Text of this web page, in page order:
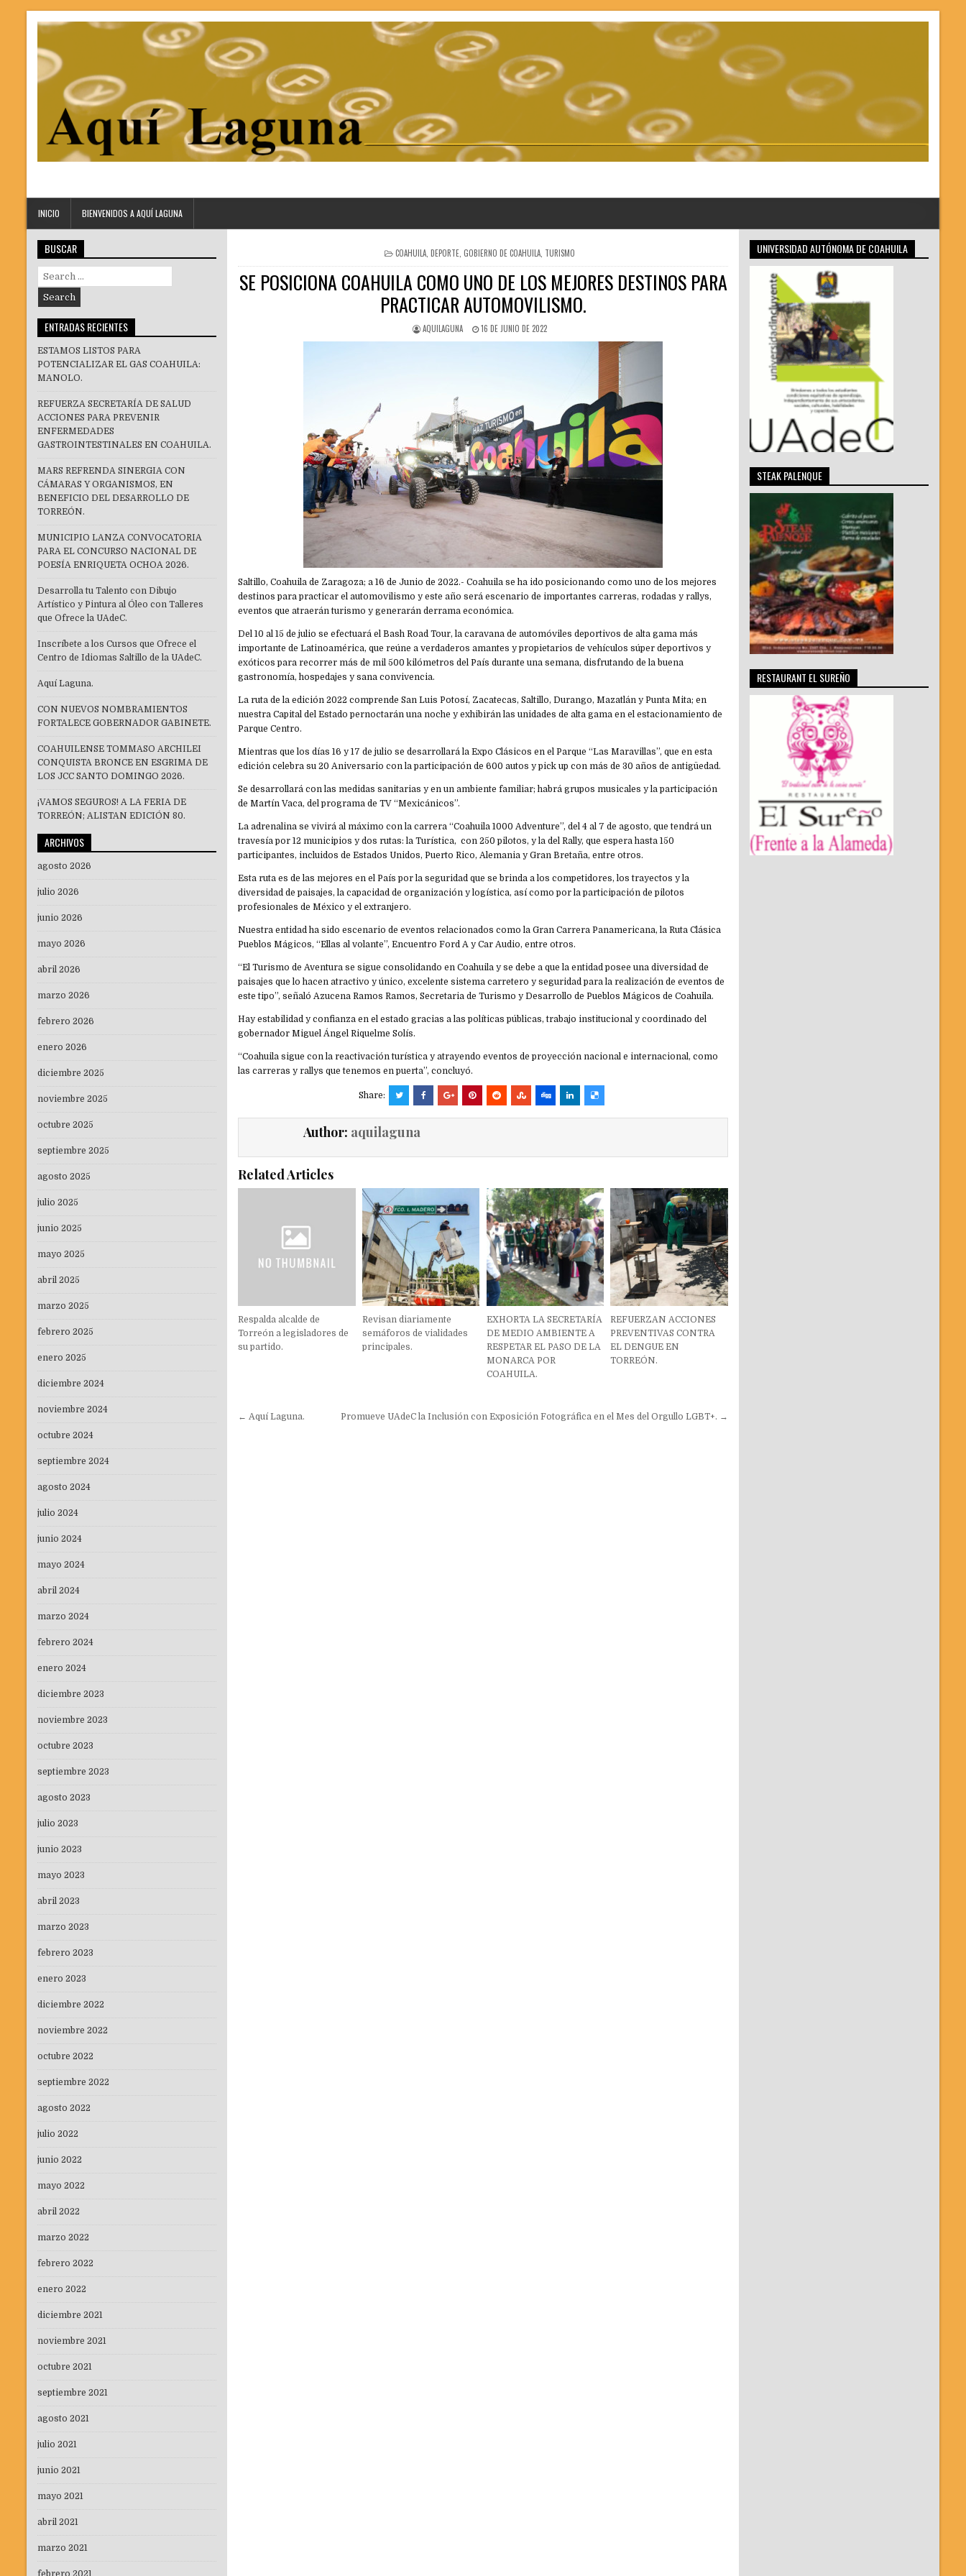
INICIO BIENVENIDOS A AQUÍ LAGUNA
POSTED
IN
COAHUILA, DEPORTE, GOBIERNO DE COAHUILA, TURISMO
SE POSICIONA COAHUILA COMO UNO DE LOS MEJORES DESTINOS PARA
PRACTICAR AUTOMOVILISMO.
AQUILAGUNA 16 DE JUNIO DE 2022
Saltillo, Coahuila de Zaragoza; a 16 de Junio de 2022.- Coahuila se ha ido posicionando como uno de los mejores
destinos para practicar el automovilismo y este año será escenario de importantes carreras, rodadas y rallys,
eventos que atraerán turismo y generarán derrama económica.
Del 10 al 15 de julio se efectuará el Bash Road Tour, la caravana de automóviles deportivos de alta gama más
importante de Latinoamérica, que reúne a verdaderos amantes y propietarios de vehículos súper deportivos y
exóticos para recorrer más de mil 500 kilómetros del País durante una semana, disfrutando de la buena
gastronomía, hospedajes y sana convivencia.
La ruta de la edición 2022 comprende San Luis Potosí, Zacatecas, Saltillo, Durango, Mazatlán y Punta Mita; en
nuestra Capital del Estado pernoctarán una noche y exhibirán las unidades de alta gama en el estacionamiento de
Parque Centro.
Mientras que los días 16 y 17 de julio se desarrollará la Expo Clásicos en el Parque “Las Maravillas”, que en esta
edición celebra su 20 Aniversario con la participación de 600 autos y pick up con más de 30 años de antigüedad.
Se desarrollará con las medidas sanitarias y en un ambiente familiar; habrá grupos musicales y la participación
de Martín Vaca, del programa de TV “Mexicánicos”.
La adrenalina se vivirá al máximo con la carrera “Coahuila 1000 Adventure”, del 4 al 7 de agosto, que tendrá un
travesía por 12 municipios y dos rutas: la Turística, con 250 pilotos, y la del Rally, que espera hasta 150
participantes, incluidos de Estados Unidos, Puerto Rico, Alemania y Gran Bretaña, entre otros.
Esta ruta es de las mejores en el País por la seguridad que se brinda a los competidores, los trayectos y la
diversidad de paisajes, la capacidad de organización y logística, así como por la participación de pilotos
profesionales de México y el extranjero.
Nuestra entidad ha sido escenario de eventos relacionados como la Gran Carrera Panamericana, la Ruta Clásica
Pueblos Mágicos, “Ellas al volante”, Encuentro Ford A y Car Audio, entre otros.
“El Turismo de Aventura se sigue consolidando en Coahuila y se debe a que la entidad posee una diversidad de
paisajes que lo hacen atractivo y único, excelente sistema carretero y seguridad para la realización de eventos de
este tipo”, señaló Azucena Ramos Ramos, Secretaria de Turismo y Desarrollo de Pueblos Mágicos de Coahuila.
Hay estabilidad y confianza en el estado gracias a las políticas públicas, trabajo institucional y coordinado del
gobernador Miguel Ángel Riquelme Solís.
“Coahuila sigue con la reactivación turística y atrayendo eventos de proyección nacional e internacional, como
las carreras y rallys que tenemos en puerta”, concluyó.
Share:
Author: aquilaguna
Related Articles
Respalda alcalde de
Torreón a legisladores de
su partido.
Revisan diariamente
semáforos de vialidades
principales.
EXHORTA LA SECRETARÍA
DE MEDIO AMBIENTE A
RESPETAR EL PASO DE LA
MONARCA POR
COAHUILA.
REFUERZAN ACCIONES
PREVENTIVAS CONTRA
EL DENGUE EN
TORREÓN.
Navegación
← Aquí Laguna. Promueve UAdeC la Inclusión con Exposición Fotográfica en el Mes del Orgullo LGBT+. →
BUSCAR
Search
for:
ENTRADAS RECIENTES
ESTAMOS LISTOS PARA
POTENCIALIZAR EL GAS COAHUILA:
MANOLO.
REFUERZA SECRETARÍA DE SALUD
ACCIONES PARA PREVENIR
ENFERMEDADES
GASTROINTESTINALES EN COAHUILA.
MARS REFRENDA SINERGIA CON
CÁMARAS Y ORGANISMOS, EN
BENEFICIO DEL DESARROLLO DE
TORREÓN.
MUNICIPIO LANZA CONVOCATORIA
PARA EL CONCURSO NACIONAL DE
POESÍA ENRIQUETA OCHOA 2026.
Desarrolla tu Talento con Dibujo
Artístico y Pintura al Óleo con Talleres
que Ofrece la UAdeC.
Inscríbete a los Cursos que Ofrece el
Centro de Idiomas Saltillo de la UAdeC.
Aquí Laguna.
CON NUEVOS NOMBRAMIENTOS
FORTALECE GOBERNADOR GABINETE.
COAHUILENSE TOMMASO ARCHILEI
CONQUISTA BRONCE EN ESGRIMA DE
LOS JCC SANTO DOMINGO 2026.
¡VAMOS SEGUROS! A LA FERIA DE
TORREÓN; ALISTAN EDICIÓN 80.
ARCHIVOS
agosto 2026
julio 2026
junio 2026
mayo 2026
abril 2026
marzo 2026
febrero 2026
enero 2026
diciembre 2025
noviembre 2025
octubre 2025
septiembre 2025
agosto 2025
julio 2025
junio 2025
mayo 2025
abril 2025
marzo 2025
febrero 2025
enero 2025
diciembre 2024
noviembre 2024
octubre 2024
septiembre 2024
agosto 2024
julio 2024
junio 2024
mayo 2024
abril 2024
marzo 2024
febrero 2024
enero 2024
diciembre 2023
noviembre 2023
octubre 2023
septiembre 2023
agosto 2023
julio 2023
junio 2023
mayo 2023
abril 2023
marzo 2023
febrero 2023
enero 2023
diciembre 2022
noviembre 2022
octubre 2022
septiembre 2022
agosto 2022
julio 2022
junio 2022
mayo 2022
abril 2022
marzo 2022
febrero 2022
enero 2022
diciembre 2021
noviembre 2021
octubre 2021
septiembre 2021
agosto 2021
julio 2021
junio 2021
mayo 2021
abril 2021
marzo 2021
UNIVERSIDAD AUTÓNOMA DE COAHUILA
STEAK PALENQUE
RESTAURANT EL SUREÑO